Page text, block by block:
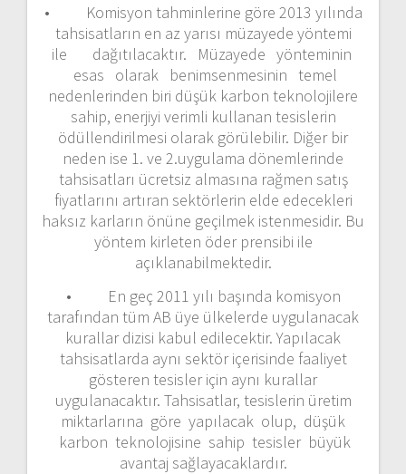
• Komisyon tahminlerine göre 2013 yılında
tahsisatların en az yarısı müzayede yöntemi
ile dağıtılacaktır. Müzayede yönteminin
esas olarak benimsenmesinin temel
nedenlerinden biri düşük karbon teknolojilere
sahip, enerjiyi verimli kullanan tesislerin
ödüllendirilmesi olarak görülebilir. Diğer bir
neden ise 1. ve 2.uygulama dönemlerinde
tahsisatları ücretsiz almasına rağmen satış
fiyatlarını artıran sektörlerin elde edecekleri
haksız karların önüne geçilmek istenmesidir. Bu
yöntem kirleten öder prensibi ile
açıklanabilmektedir.
• En geç 2011 yılı başında komisyon
tarafından tüm AB üye ülkelerde uygulanacak
kurallar dizisi kabul edilecektir. Yapılacak
tahsisatlarda aynı sektör içerisinde faaliyet
gösteren tesisler için aynı kurallar
uygulanacaktır. Tahsisatlar, tesislerin üretim
miktarlarına göre yapılacak olup, düşük
karbon teknolojisine sahip tesisler büyük
avantaj sağlayacaklardır.